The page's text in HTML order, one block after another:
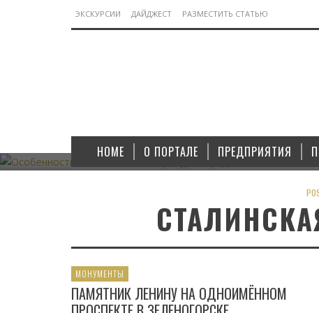
ЭКСКУРСИИ ДАЙДЖЕСТ РАЗМЕСТИТЬ СТАТЬЮ
HOME О ПОРТАЛЕ ПРЕДПРИЯТИЯ
АВТОМОБИЛЬНОМУ
06.11.2023
МОНУМЕНТЫ
ПАМЯТНИК ЛЕНИНУ НА ОДНОИМЁННОМ